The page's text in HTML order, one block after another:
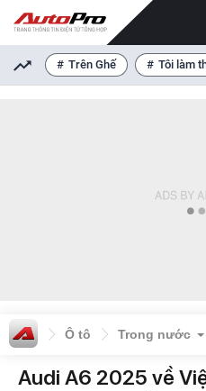
Trên Ghế Tôi làm
Ô tô Trong nước
Audi A6 2025 về